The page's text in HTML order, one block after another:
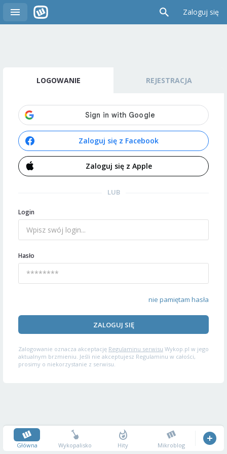
Zaloguj się
LOGOWANIE REJESTRACJA
Zaloguj się z Facebook
Zaloguj się z Apple
LUB
Login
Hasło
nie pamiętam hasła
ZALOGUJ SIĘ
Zalogowanie oznacza akceptację Regulaminu serwisu Wykop.pl w jego
aktualnym brzmieniu. Jeśli nie akceptujesz Regulaminu w całości,
prosimy o niekorzystanie z serwisu.
Główna Wykopalisko Hity Mikroblog